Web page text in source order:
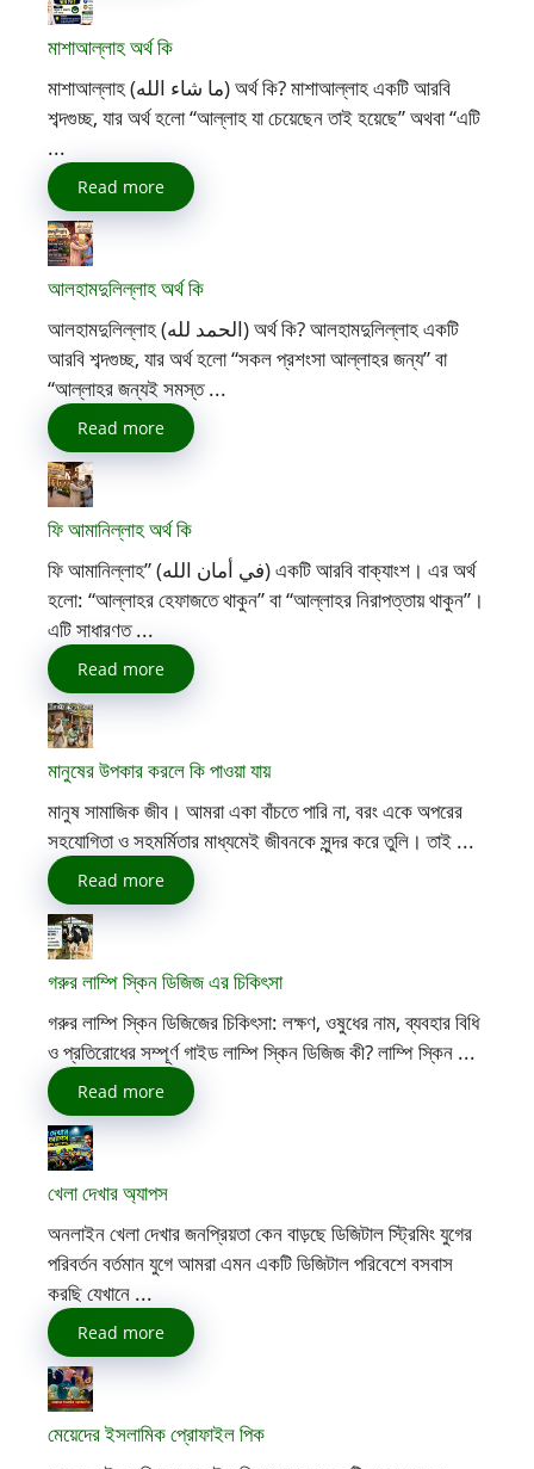
মাশাআল্লাহ অর্থ কি
মাশাআল্লাহ (ما شاء الله) অর্থ কি? মাশাআল্লাহ একটি আরবি
শব্দগুচ্ছ, যার অর্থ হলো “আল্লাহ যা চেয়েছেন তাই হয়েছে” অথবা “এটি
...
Read more
আলহামদুলিল্লাহ অর্থ কি
আলহামদুলিল্লাহ (الحمد لله) অর্থ কি? আলহামদুলিল্লাহ একটি
আরবি শব্দগুচ্ছ, যার অর্থ হলো “সকল প্রশংসা আল্লাহর জন্য” বা
“আল্লাহর জন্যই সমস্ত ...
Read more
ফি আমানিল্লাহ অর্থ কি
ফি আমানিল্লাহ” (في أمان الله) একটি আরবি বাক্যাংশ। এর অর্থ
হলো: “আল্লাহর হেফাজতে থাকুন” বা “আল্লাহর নিরাপত্তায় থাকুন”।
এটি সাধারণত ...
Read more
মানুষের উপকার করলে কি পাওয়া যায়
মানুষ সামাজিক জীব। আমরা একা বাঁচতে পারি না, বরং একে অপরের
সহযোগিতা ও সহমর্মিতার মাধ্যমেই জীবনকে সুন্দর করে তুলি। তাই ...
Read more
গরুর লাম্পি স্কিন ডিজিজ এর চিকিৎসা
গরুর লাম্পি স্কিন ডিজিজের চিকিৎসা: লক্ষণ, ওষুধের নাম, ব্যবহার বিধি
ও প্রতিরোধের সম্পূর্ণ গাইড লাম্পি স্কিন ডিজিজ কী? লাম্পি স্কিন ...
Read more
খেলা দেখার অ্যাপস
অনলাইন খেলা দেখার জনপ্রিয়তা কেন বাড়ছে ডিজিটাল স্ট্রিমিং যুগের
পরিবর্তন বর্তমান যুগে আমরা এমন একটি ডিজিটাল পরিবেশে বসবাস
করছি যেখানে ...
Read more
মেয়েদের ইসলামিক প্রোফাইল পিক